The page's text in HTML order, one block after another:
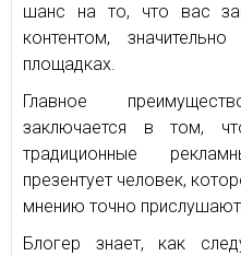
шанс на то, что вас
контентом,
площадках.
Главное
заключается в том,
традиционные
презентует человек,
мнению точно
Блогер знает, как